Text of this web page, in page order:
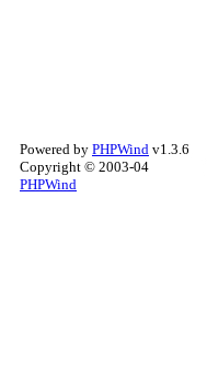
Powered by PHPWind v1.3.6
Copyright © 2003-04
PHPWind